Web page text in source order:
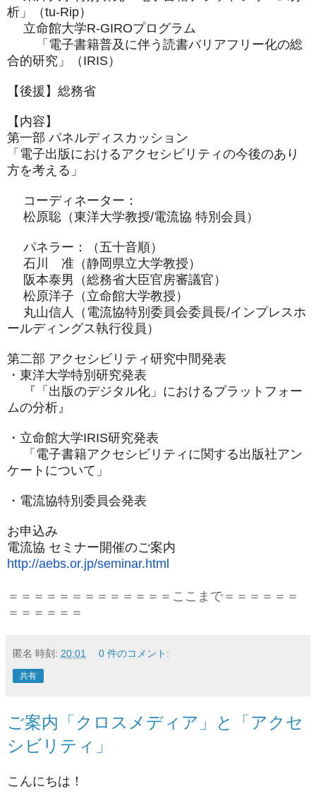
析」（tu-Rip）
立命館大学R-GIROプログラム
「電子書籍普及に伴う読書バリアフリー化の総
合的研究」（ IRIS）
【後援】総務省
【内容】
第一部 パネルディスカッション
「電子出版におけるアクセシビリティの今後のあり
方を考える」
コーディネーター：
松原聡（東洋大学教授/電流協 特別会員）
パネラー：（五十音順）
石川 准（静岡県立大学教授）
阪本泰男（総務省大臣官房審議官）
松原洋子（立命館大学教授）
丸山信人（電流協特別委員会委員長/インプレスホ
ールディングス執行役員）
第二部 アクセシビリティ研究中間発表
・東洋大学特別研究発表
『「出版のデジタル化」におけるプラットフォー
ムの分析』
・立命館大学IRIS研究発表
「電子書籍アクセシビリティに関する出版社アン
ケートについて」
・電流協特別委員会発表
お申込み
電流協 セミナー開催のご案内
http://aebs.or.jp/seminar.html
＝＝＝＝＝＝＝＝＝＝＝＝＝ここまで＝＝＝＝＝＝
＝＝＝＝＝＝
匿名 時刻: 20:01 0 件のコメント:
共有
ご案内「クロスメディア」と「アクセ
シビリティ」
こんにちは！